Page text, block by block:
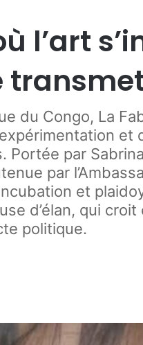
l’art
du Congo, La
Portée par
par
et
d’élan, qui
politique.